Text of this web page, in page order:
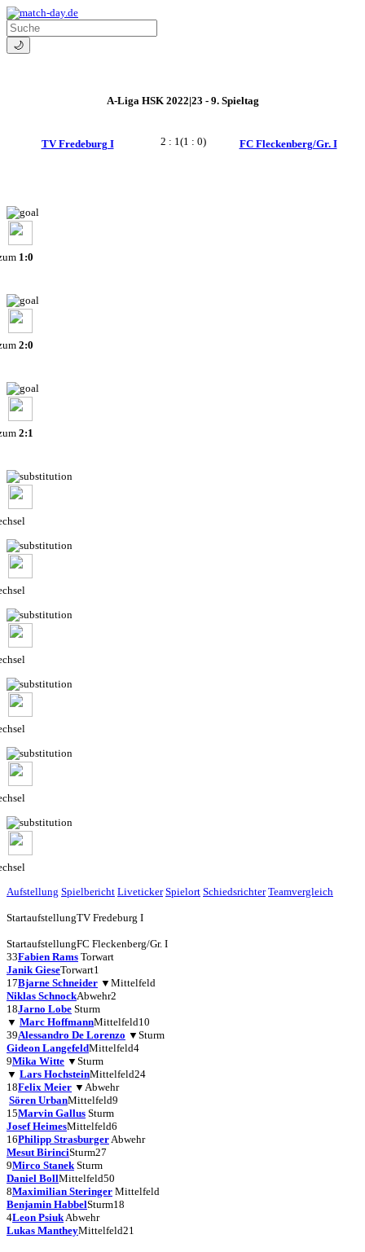
🌙
A-Liga HSK 2022|23 - 9. Spieltag
TV Fredeburg I 2 : 1(1 : 0) FC Fleckenberg/Gr. I
1:0
2:0
2:1
Aufstellung Spielbericht Liveticker Spielort Schiedsrichter Teamvergleich
StartaufstellungTV Fredeburg I
StartaufstellungFC Fleckenberg/Gr. I
33Fabien Rams Torwart
Janik GieseTorwart1
17Bjarne Schneider ▼ Mittelfeld
Niklas SchnockAbwehr2
18Jarno Lobe Sturm
▼ Marc HoffmannMittelfeld10
39Alessandro De Lorenzo ▼ Sturm
Gideon LangefeldMittelfeld4
9Mika Witte ▼ Sturm
▼ Lars HochsteinMittelfeld24
18Felix Meier ▼ Abwehr
Sören UrbanMittelfeld9
15Marvin Gallus Sturm
Josef HeimesMittelfeld6
16Philipp StrasburgerAbwehr
Mesut BirinciSturm27
9Mirco Stanek Sturm
Daniel BollMittelfeld50
8Maximilian Steringer Mittelfeld
Benjamin HabbelSturm18
4Leon PsiukAbwehr
Lukas MantheyMittelfeld21